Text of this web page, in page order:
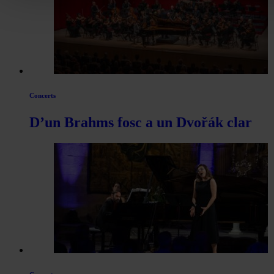
Concerts
D’un Brahms fosc a un Dvořák clar